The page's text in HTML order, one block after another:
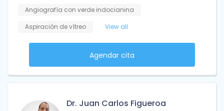
Angiografía con verde indocianina
Aspiración de vítreo
View all
Agendar cita
Dr. Juan Carlos Figueroa